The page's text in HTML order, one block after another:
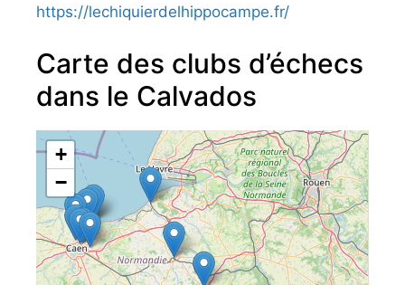
https://lechiquierdelhippocampe.fr/
Carte des clubs d’échecs
dans le Calvados
+
−